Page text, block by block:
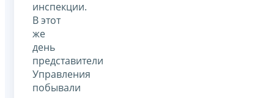
инспекции.
В этот
же
день
представители
Управления
побывали